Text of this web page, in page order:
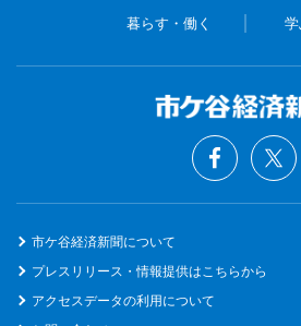
暮らす・働く
市ケ谷経済新聞について
プレスリリース・情報提供はこちらから
アクセスデータの利用について